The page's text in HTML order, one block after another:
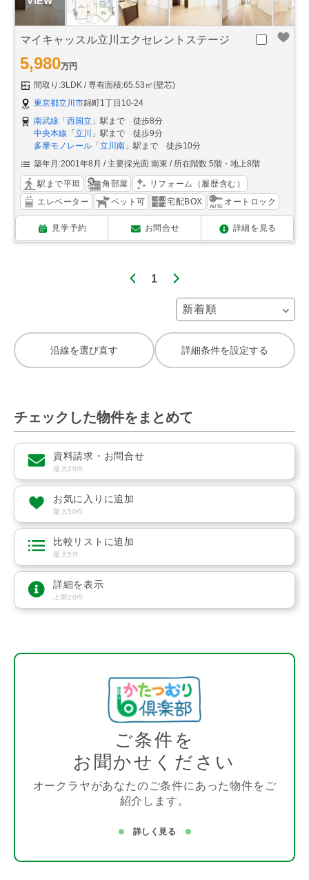
マイキャッスル立川エクセレントステージ
5,980万円
間取り:3LDK
専有面積:65.53㎡(壁芯)
東京都立川市錦町1丁目10-24
南武線 「 西国立 」駅まで 徒歩8分
中央本線 「 立川
」駅まで 徒歩9分
多摩モノレール 「 立川南 」駅まで 徒歩10分
築年月:2001年8月
主要採光面:南東 所在階数:5階・地上8階
駅まで平坦 角部屋
リフォーム（履歴含む）
エレベーター
ペット可 宅配BOX オートロック
見学予約 お問合せ 詳細を見る
1
沿線を選び直す 詳細条件を設定する
チェックした物件をまとめて
資料請求・お問合せ
最大20件
お気に入りに追加
最大50件
比較リストに追加
最大5件
詳細を表示
上限20件
ご条件を
お聞かせください
オークラヤがあなたのご条件にあった物件をご
紹介します。
詳しく見る